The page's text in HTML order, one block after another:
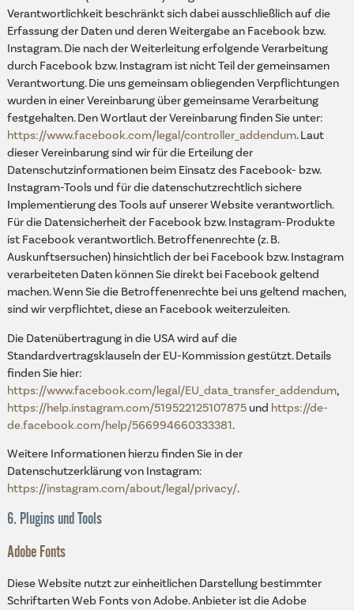
Verantwortlichkeit beschränkt sich dabei ausschließlich auf die
Erfassung der Daten und deren Weitergabe an Facebook bzw.
Instagram. Die nach der Weiterleitung erfolgende Verarbeitung
durch Facebook bzw. Instagram ist nicht Teil der gemeinsamen
Verantwortung. Die uns gemeinsam obliegenden Verpflichtungen
wurden in einer Vereinbarung über gemeinsame Verarbeitung
festgehalten. Den Wortlaut der Vereinbarung finden Sie unter:
https://www.facebook.com/legal/controller_addendum. Laut
dieser Vereinbarung sind wir für die Erteilung der
Datenschutzinformationen beim Einsatz des Facebook- bzw.
Instagram-Tools und für die datenschutzrechtlich sichere
Implementierung des Tools auf unserer Website verantwortlich.
Für die Datensicherheit der Facebook bzw. Instagram-Produkte
ist Facebook verantwortlich. Betroffenenrechte (z. B.
Auskunftsersuchen) hinsichtlich der bei Facebook bzw. Instagram
verarbeiteten Daten können Sie direkt bei Facebook geltend
machen. Wenn Sie die Betroffenenrechte bei uns geltend machen,
sind wir verpflichtet, diese an Facebook weiterzuleiten.
Die Datenübertragung in die USA wird auf die
Standardvertragsklauseln der EU-Kommission gestützt. Details
finden Sie hier:
https://www.facebook.com/legal/EU_data_transfer_addendum,
https://help.instagram.com/519522125107875und https://de-
de.facebook.com/help/566994660333381.
Weitere Informationen hierzu finden Sie in der
Datenschutzerklärung von Instagram:
https://instagram.com/about/legal/privacy/.
6. Plugins und Tools
Adobe Fonts
Diese Website nutzt zur einheitlichen Darstellung bestimmter
Schriftarten Web Fonts von Adobe. Anbieter ist die Adobe